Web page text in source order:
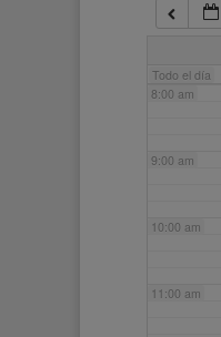
Todo el día
7:00 am
8:00 am
9:00 am
10:00 am
11:00 am